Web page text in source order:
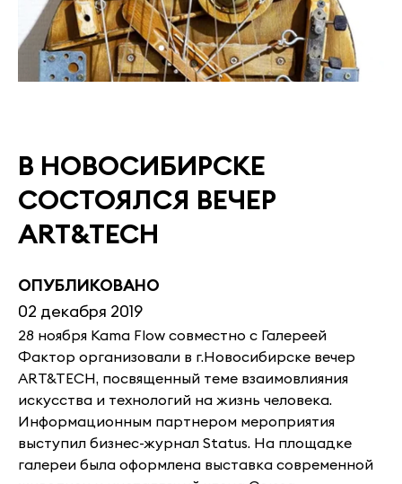
В НОВОСИБИРСКЕ
СОСТОЯЛСЯ ВЕЧЕР
ART&TECH
ОПУБЛИКОВАНО
02 декабря 2019
28 ноября Kama Flow совместно с Галереей
Фактор организовали в г.Новосибирске вечер
ART&TECH, посвященный теме взаимовлияния
искусства и технологий на жизнь человека.
Информационным партнером мероприятия
выступил бизнес-журнал Status. На площадке
галереи была оформлена выставка современной